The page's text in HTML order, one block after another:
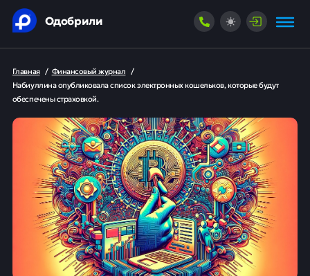
Одобрили
Главная / Финансовый журнал /
Набиуллина опубликовала список электронных кошельков, которые будут
обеспечены страховкой.